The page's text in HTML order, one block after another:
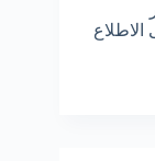
الاطلاع